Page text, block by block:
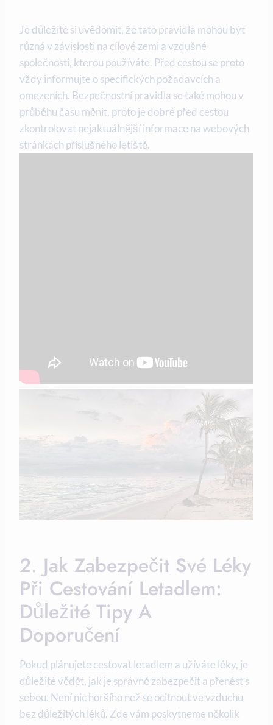
Je důležité si uvědomit, že tato pravidla mohou být
různá v závislosti na cílové zemi a vzdušné
společnosti, kterou používáte. Před cestou se proto
vždy informujte o specifických požadavcích a
omezeních. Bezpečnostní pravidla se také mohou v
průběhu času měnit, proto je dobré před cestou
zkontrolovat nejaktuálnější informace na webových
stránkách příslušného letiště.
2. Jak Zabezpečit Své Léky
Při Cestování Letadlem:
Důležité Tipy A
Doporučení
Pokud plánujete cestovat letadlem a užíváte léky, je
důležité vědět, jak je správně zabezpečit a přenést s
sebou. Není nic horšího než se ocitnout ve vzduchu
bez důležitých léků. Zde vám poskytneme několik